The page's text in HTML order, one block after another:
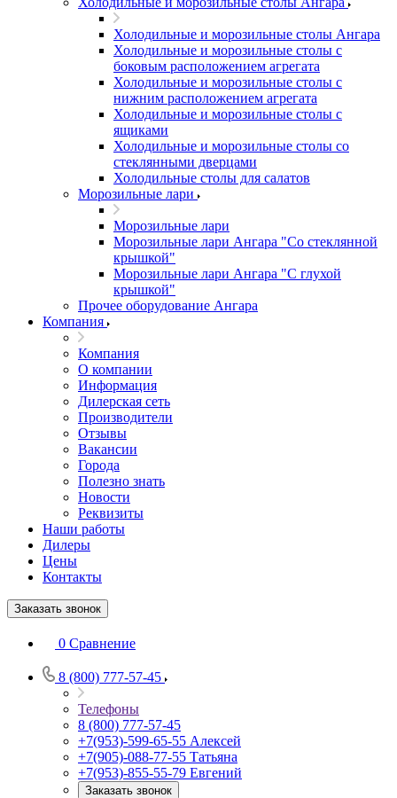
Холодильные и морозильные столы Ангара
Холодильные и морозильные столы с
боковым расположением агрегата
Холодильные и морозильные столы с
нижним расположением агрегата
Холодильные и морозильные столы с
ящиками
Холодильные и морозильные столы со
стеклянными дверцами
Холодильные столы для салатов
Морозильные лари
Морозильные лари
Морозильные лари Ангара "Со стеклянной
крышкой"
Морозильные лари Ангара "С глухой
крышкой"
Прочее оборудование Ангара
Компания
Компания
О компании
Информация
Дилерская сеть
Производители
Отзывы
Вакансии
Города
Полезно знать
Новости
Реквизиты
Наши работы
Дилеры
Цены
Контакты
Заказать звонок
0 Сравнение
8 (800) 777-57-45
Телефоны
8 (800) 777-57-45
+7(953)-599-65-55 Алексей
+7(905)-088-77-55 Татьяна
+7(953)-855-55-79 Евгений
Заказать звонок